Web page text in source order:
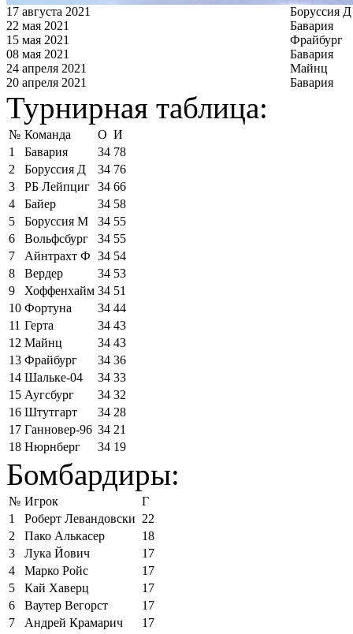
17 августа 2021
Боруссия Д
22 мая 2021
Бавария
15 мая 2021
Фрайбург
08 мая 2021
Бавария
24 апреля 2021
Майнц
20 апреля 2021
Бавария
Турнирная таблица:
№ Команда О И
1
Бавария 34 78
2
Боруссия Д 34 76
3
РБ Лейпциг 34 66
4
Байер 34 58
5
Боруссия М 34 55
6
Вольфсбург 34 55
7
Айнтрахт Ф 34 54
8
Вердер 34 53
9
Хоффенхайм 34 51
10 Фортуна 34 44
11 Герта 34 43
12 Майнц 34 43
13 Фрайбург 34 36
14 Шальке-04 34 33
15 Аугсбург 34 32
16 Штутгарт 34 28
17 Ганновер-96 34 21
18 Нюрнберг 34 19
Бомбардиры:
№ Игрок
Г
1
Роберт Левандовски 22
2
Пако Алькасер
18
3
Лука Йович
17
4
Марко Ройс
17
5
Кай Хаверц
17
6
Ваутер Вегорст
17
7
Андрей Крамарич
17